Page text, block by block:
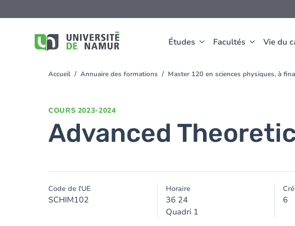
Études Facultés Vie du
au
You
Accueil Annuaire des formations Master 120 en sciences physiques, à
COURS 2023-2024
Advanced
Code de l'UE
SCHIM102
Horaire
36 24
Quadri 1
6